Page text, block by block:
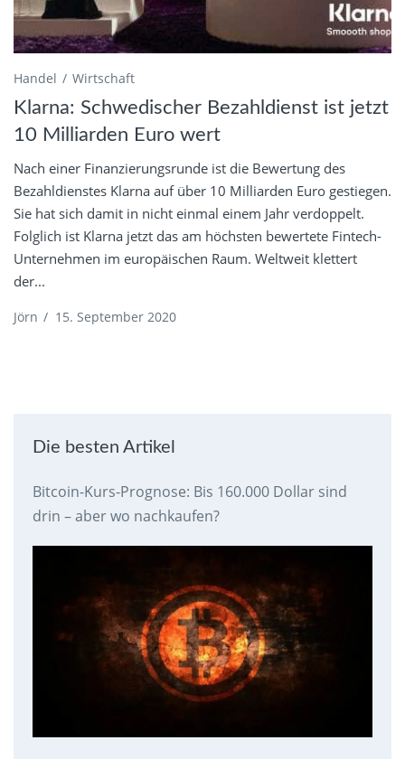
Handel Wirtschaft
Klarna: Schwedischer Bezahldienst ist jetzt
10 Milliarden Euro wert
Nach einer Finanzierungsrunde ist die Bewertung des
Bezahldienstes Klarna auf über 10 Milliarden Euro gestiegen.
Sie hat sich damit in nicht einmal einem Jahr verdoppelt.
Folglich ist Klarna jetzt das am höchsten bewertete Fintech-
Unternehmen im europäischen Raum. Weltweit klettert
der...
Jörn / 15. September 2020
Die besten Artikel
Bitcoin-Kurs-Prognose: Bis 160.000 Dollar sind
drin – aber wo nachkaufen?